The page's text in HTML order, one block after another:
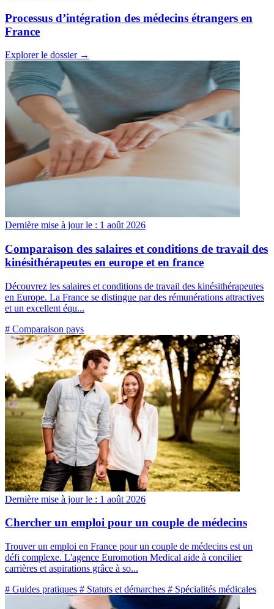
Processus d’intégration des médecins étrangers en
France
Explorer le dossier →
Dernière mise à jour le : 1 août 2026
Comparaison des salaires et conditions de travail des
kinésithérapeutes en europe et en france
Découvrez les salaires et conditions de travail des kinésithérapeutes
en Europe. La France se distingue par des rémunérations attractives
et un excellent équ...
# Comparaison pays
Dernière mise à jour le : 1 août 2026
Chercher un emploi pour un couple de médecins
Trouver un emploi en France pour un couple de médecins est un
défi complexe. L'agence Euromotion Medical aide à concilier
carrières et aspirations grâce à so...
# Guides pratiques # Statuts et démarches # Spécialités médicales